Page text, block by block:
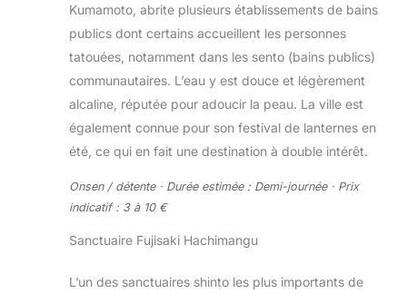
Kumamoto, abrite plusieurs établissements de bains
publics dont certains accueillent les personnes
tatouées, notamment dans les sento (bains publics)
communautaires. L’eau y est douce et légèrement
alcaline, réputée pour adoucir la peau. La ville est
également connue pour son festival de lanternes en
été, ce qui en fait une destination à double intérêt.
Onsen / détente · Durée estimée : Demi-journée · Prix
indicatif : 3 à 10 €
Sanctuaire Fujisaki Hachimangu
L’un des sanctuaires shinto les plus importants de